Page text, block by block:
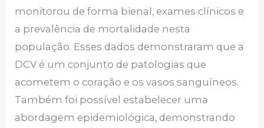
monitorou de forma bienal, exames clínicos e
a prevalência de mortalidade nesta
população. Esses dados demonstraram que a
DCV é um conjunto de patologias que
acometem o coração e os vasos sanguíneos.
Também foi possível estabelecer uma
abordagem epidemiológica, demonstrando